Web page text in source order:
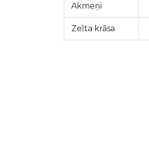
Akmeņi
Zelta krāsa